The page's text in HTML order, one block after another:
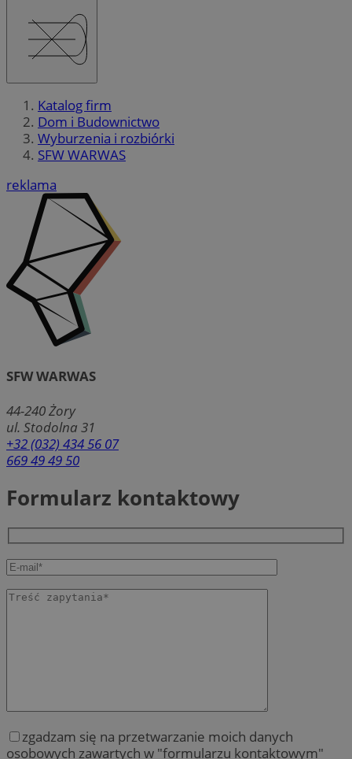
Katalog firm
Dom i Budownictwo
Wyburzenia i rozbiórki
SFW WARWAS
reklama
SFW WARWAS
44-240Żory
ul. Stodolna 31
+32 (032) 434 56 07
669 49 49 50
Formularz kontaktowy
zgadzam się na przetwarzanie moich danych
osobowych zawartych w "formularzu kontaktowym"